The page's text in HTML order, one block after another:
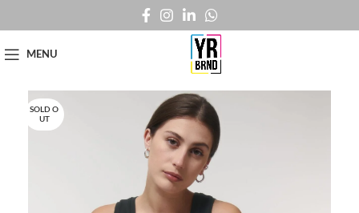
MENU
SOLD O
UT